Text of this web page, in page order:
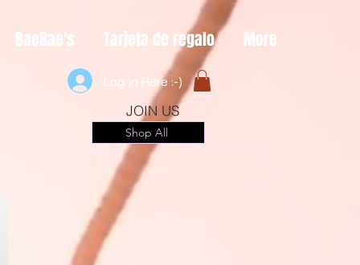
BaeBae's Tarjeta de regalo More
Log In Here :-)
JOIN US
Shop All